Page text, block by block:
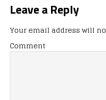
Leave a Reply
Your email address will
Comment